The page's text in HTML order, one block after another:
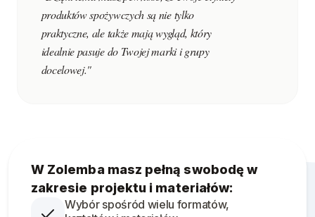
produktów spożywczych są nie tylko
praktyczne, ale także mają wygląd, który
idealnie pasuje do Twojej marki i grupy
docelowej."
W Zolemba masz pełną swobodę w
zakresie projektu i materiałów:
Wybór spośród wielu formatów,